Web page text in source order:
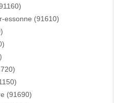
essonne (91610)
(91690)